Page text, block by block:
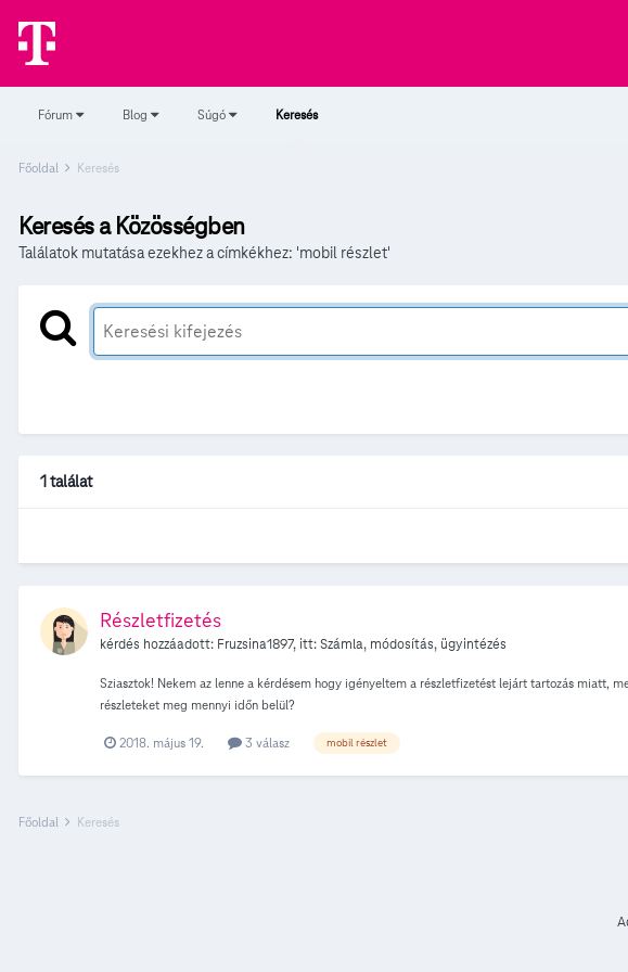
Fórum Blog Súgó Keresés
Főoldal Keresés
Keresés a Közösségben
Találatok mutatása ezekhez a címkékhez: 'mobil részlet'
1 találat
Részletfizetés
kérdés hozzáadott: Fruzsina1897, itt:Számla, módosítás, ügyintézés
Sziasztok! Nekem az lenne a kérdésem hogy igényeltem a részletfizetést lejárt tartozás miatt,
részleteket meg mennyi időn belül?
2018. május 19. 3 válasz mobil részlet
Főoldal Keresés